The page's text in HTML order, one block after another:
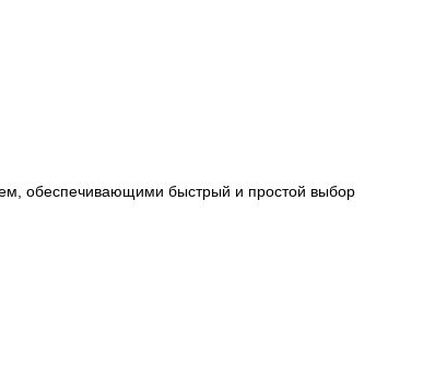
обеспечивающими быстрый и простой выбор